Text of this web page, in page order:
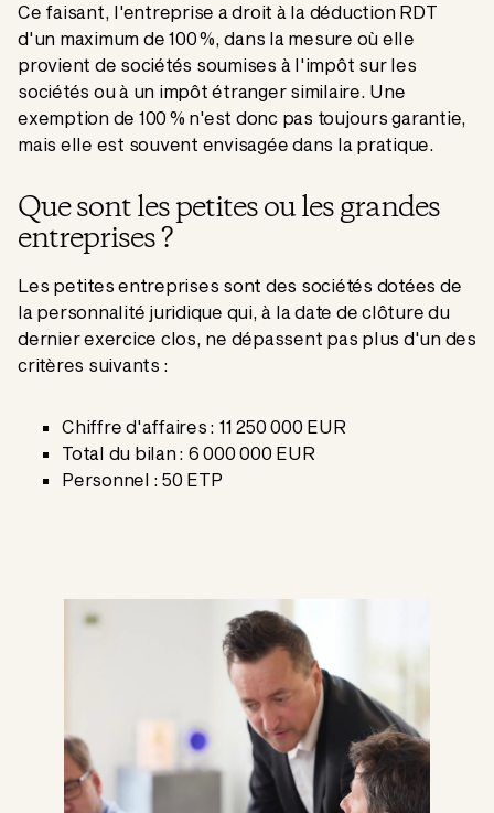
Ce faisant, l'entreprise a droit à la déduction RDT
d'un maximum de 100 %, dans la mesure où elle
provient de sociétés soumises à l'impôt sur les
sociétés ou à un impôt étranger similaire. Une
exemption de 100 % n'est donc pas toujours garantie,
mais elle est souvent envisagée dans la pratique.
Que sont les petites ou les grandes
entreprises ?
Les petites entreprises sont des sociétés dotées de
la personnalité juridique qui, à la date de clôture du
dernier exercice clos, ne dépassent pas plus d'un des
critères suivants :
Chiffre d'affaires : 11 250 000 EUR
Total du bilan : 6 000 000 EUR
Personnel : 50 ETP